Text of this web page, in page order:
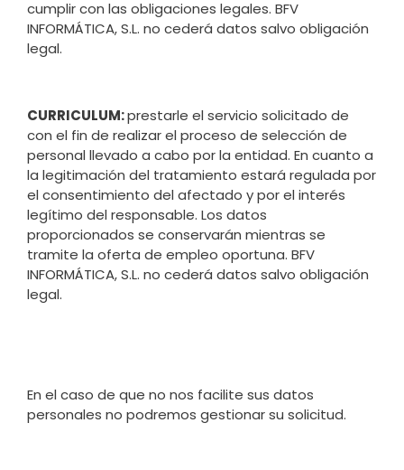
cumplir con las obligaciones legales. BFV
INFORMÁTICA, S.L. no cederá datos salvo obligación
legal.
CURRICULUM:prestarle el servicio solicitado de
con el fin de realizar el proceso de selección de
personal llevado a cabo por la entidad. En cuanto a
la legitimación del tratamiento estará regulada por
el consentimiento del afectado y por el interés
legítimo del responsable. Los datos
proporcionados se conservarán mientras se
tramite la oferta de empleo oportuna. BFV
INFORMÁTICA, S.L. no cederá datos salvo obligación
legal.
En el caso de que no nos facilite sus datos
personales no podremos gestionar su solicitud.